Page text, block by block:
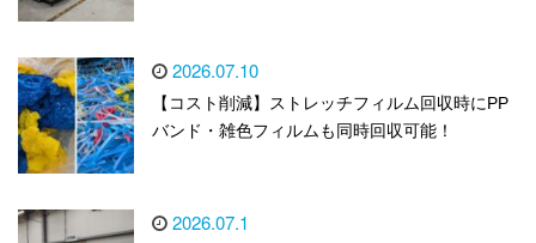
2026.07.10
【コスト削減】ストレッチフィルム回収時にPP
バンド・雑色フィルムも同時回収可能！
2026.07.1